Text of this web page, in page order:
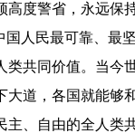
度警省，永远
人民最可靠、最坚
同价值。当今
道，各国就能够
、自由的全人类